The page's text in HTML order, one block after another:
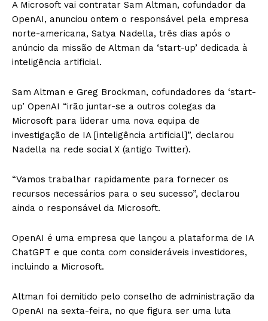
A Microsoft vai contratar Sam Altman, cofundador da
OpenAI, anunciou ontem o responsável pela empresa
norte-americana, Satya Nadella, três dias após o
anúncio da missão de Altman da ‘start-up’ dedicada à
inteligência artificial.
Sam Altman e Greg Brockman, cofundadores da ‘start-
up’ OpenAI “irão juntar-se a outros colegas da
Microsoft para liderar uma nova equipa de
investigação de IA [inteligência artificial]”, declarou
Nadella na rede social X (antigo Twitter).
“Vamos trabalhar rapidamente para fornecer os
recursos necessários para o seu sucesso”, declarou
ainda o responsável da Microsoft.
OpenAI é uma empresa que lançou a plataforma de IA
ChatGPT e que conta com consideráveis ​​investidores,
incluindo a Microsoft.
Altman foi demitido pelo conselho de administração da
OpenAI na sexta-feira, no que figura ser uma luta